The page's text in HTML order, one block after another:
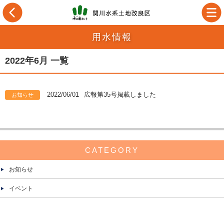
用水情報
2022年6月 一覧
お知らせ 2022/06/01 広報第35号掲載しました
CATEGORY
お知らせ
イベント